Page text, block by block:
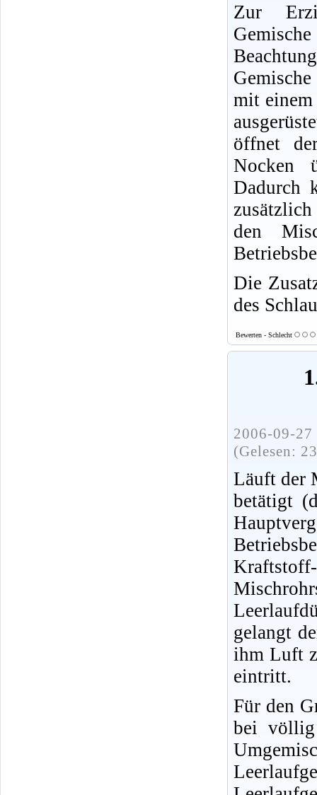
Zur
mit einem
öffnet
Nocken
Dadurch
den
Die
des
Bewerten - Schlecht
2006-09-
(Gelesen:
Läuft der
betätigt
gelangt
ihm Luft
eintritt.
Für den
bei völlig